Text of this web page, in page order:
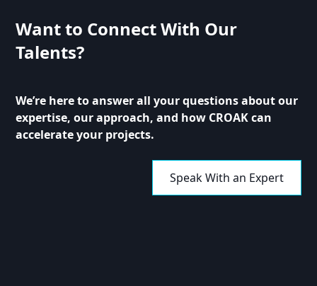
for easy navigation. Explore topics that interest you
transformation.
Want to Connect With Our
Talents?
We’re here to answer all your questions about our
expertise, our approach, and how CROAK can
accelerate your projects.
Speak With an Expert